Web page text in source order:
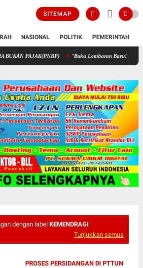
SITEMAP
NASIONAL POLITIK PEMERINTAH
KEUANGAN STIK MELALUI PENERIMAAN NEGERA
dengan label KEMENDRAGI
Tunjukkan semua
PROSES PERSIDANGAN DI PTTUN